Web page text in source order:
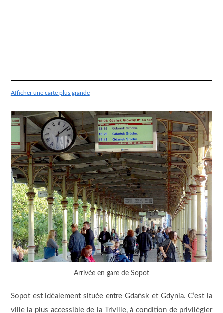
Afficher une carte plus grande
Arrivée en gare de Sopot
Sopot est idéalement située entre Gdańsk et Gdynia. C’est la
ville la plus accessible de la Triville, à condition de privilégier